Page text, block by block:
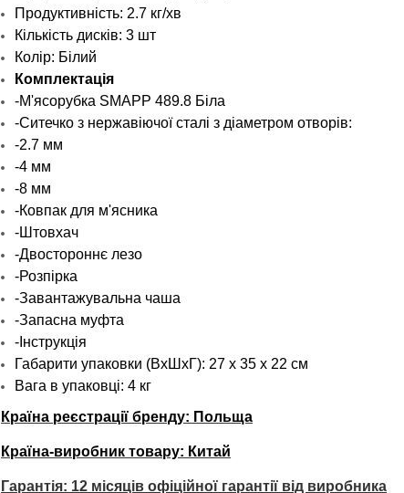
Продуктивність: 2.7 кг/хв
Кількість дисків: 3 шт
Колір: Білий
Комплектація
-М'ясорубка SMAPP 489.8 Біла
-Ситечко з нержавіючої сталі з діаметром отворів:
-2.7 мм
-4 мм
-8 мм
-Ковпак для м'ясника
-Штовхач
-Двостороннє лезо
-Розпірка
-Завантажувальна чаша
-Запасна муфта
-Інструкція
Габарити упаковки (ВхШхГ): 27 x 35 x 22 см
Вага в упаковці: 4 кг
Країна реєстрації бренду: Польща
Країна-виробник товару: Китай
Гарантія: 12 місяців офіційної гарантії від виробника